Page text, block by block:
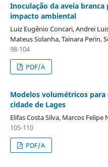
Inoculação da aveia
impacto ambiental
Luiz Eugênio Concari, Andrei
Mateus Solanha, Tainara Perin,
98-104
PDF/A
Modelos volumétricos
cidade de Lages
Elifas Costa Silva, Marcos Felipe
105-110
PDF/A